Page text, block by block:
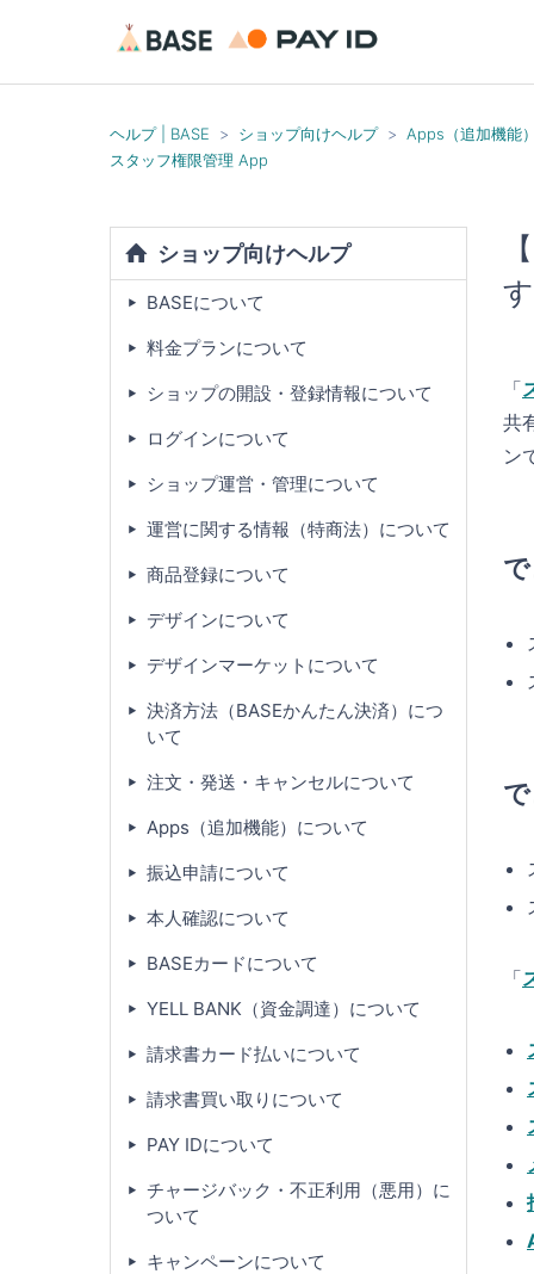
ヘルプ | BASE ショップ向けヘルプ Apps（追加機能
スタッフ権限管理 App
「
共
ン
「
ショップ向けヘルプ
BASEについて
料金プランについて
ショップの開設・登録情報について
ログインについて
ショップ運営・管理について
運営に関する情報（特商法）について
商品登録について
デザインについて
デザインマーケットについて
決済方法（BASEかんたん決済）につ
いて
注文・発送・キャンセルについて
Apps（追加機能）について
振込申請について
本人確認について
BASEカードについて
YELL BANK（資金調達）について
請求書カード払いについて
請求書買い取りについて
PAY IDについて
チャージバック・不正利用（悪用）に
ついて
キャンペーンについて